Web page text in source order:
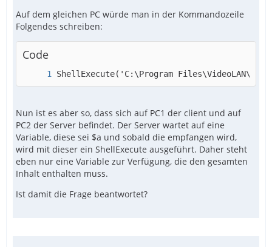
Auf dem gleichen PC würde man in der Kommandozeile
Folgendes schreiben:
Code
ShellExecute('C:\Program
Nun ist es aber so, dass sich auf PC1 der client und auf
PC2 der Server befindet. Der Server wartet auf eine
Variable, diese sei $a und sobald die empfangen wird,
wird mit dieser ein ShellExecute ausgeführt. Daher steht
eben nur eine Variable zur Verfügung, die den gesamten
Inhalt enthalten muss.
Ist damit die Frage beantwortet?